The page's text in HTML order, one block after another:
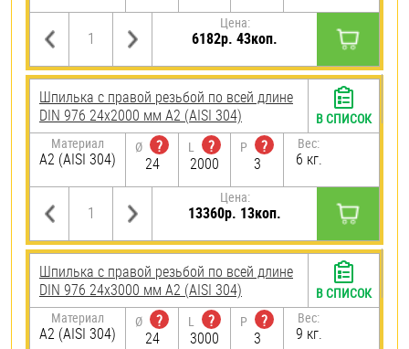
Цена:
6182р. 43коп.
Шпилька с правой резьбой по всей длине
DIN 976 24х2000 мм А2 (AISI 304)
Материал
А2 (AISI 304)
Ø
?
24
L
?
2000
P
?
3
Вес:
6 кг.
Цена:
13360р. 13коп.
В СПИСОК
Шпилька с правой резьбой по всей длине
DIN 976 24х3000 мм А2 (AISI 304)
Материал
А2 (AISI 304)
Ø
?
24
L
?
3000
P
?
3
Вес:
9 кг.
В СПИСОК